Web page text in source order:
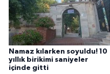
Namaz kılarken soyuldu! 10
yıllık birikimi saniyeler
içinde gitti